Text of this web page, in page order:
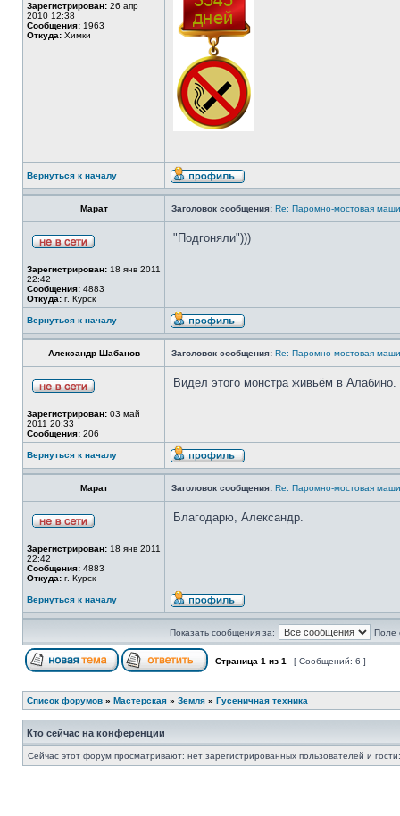
Зарегистрирован: 26 апр
2010 12:38
Сообщения: 1963
Откуда: Химки
Вернуться к началу
Марат Заголовок сообщения: Re: Паромно-мостовая
Зарегистрирован: 18 янв 2011
22:42
Сообщения: 4883
Откуда: г. Курск
"Подгоняли")))
Вернуться к началу
Александр Шабанов Заголовок сообщения: Re: Паромно-мостовая
Зарегистрирован: 03 май
2011 20:33
Сообщения: 206
Видел этого монстра живьём в
Вернуться к началу
Марат Заголовок сообщения: Re: Паромно-мостовая
Зарегистрирован: 18 янв 2011
22:42
Сообщения: 4883
Откуда: г. Курск
Благодарю, Александр.
Вернуться к началу
Показать сообщения за: Поле
Страница 1 из 1 [ Сообщений: 6 ]
Список форумов » Мастерская » Земля » Гусеничная техника
Кто сейчас на конференции
Сейчас этот форум просматривают: нет зарегистрированных пользователей и